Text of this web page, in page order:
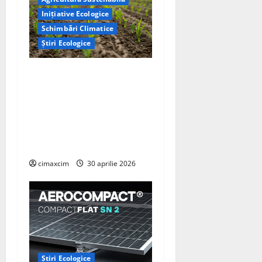
Inițiative Ecologice
Schimbări Climatice
Știri Ecologice
cimaxcim 30 aprilie 2026
Știri Ecologice